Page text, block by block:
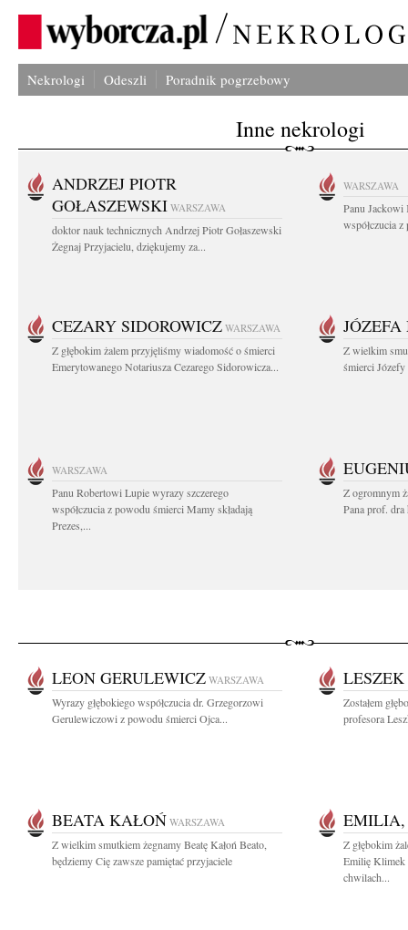
Nekrologi Odeszli Poradnik pogrzebowy
Inne nekrologi
ANDRZEJ PIOTR
GOŁASZEWSKI WARSZAWA
doktor nauk technicznych Andrzej Piotr Gołaszewski
Żegnaj Przyjacielu, dziękujemy za...
WARSZAWA
Panu Jackowi
współczucia
CEZARY SIDOROWICZ WARSZAWA
Z głębokim żalem przyjęliśmy wiadomość o śmierci
Emerytowanego Notariusza Cezarego Sidorowicza...
Z wielkim
śmierci
WARSZAWA
Panu Robertowi Lupie wyrazy szczerego
współczucia z powodu śmierci Mamy składają
Prezes,...
Z ogromnym
Pana prof. dra
LEON GERULEWICZ WARSZAWA
Wyrazy głębokiego współczucia dr. Grzegorzowi
Gerulewiczowi z powodu śmierci Ojca...
Zostałem
profesora
BEATA KAŁOŃ WARSZAWA
Z wielkim smutkiem żegnamy Beatę Kałoń Beato,
będziemy Cię zawsze pamiętać przyjaciele
Z głębokim
Emilię Klimek
chwilach...